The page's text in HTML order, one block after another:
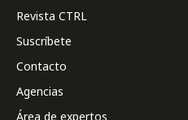
Revista CTRL
Suscríbete
Contacto
Agencias
Área de expertos